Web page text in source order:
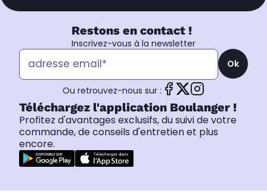
Restons en contact !
Inscrivez-vous à la newsletter
Ok
Ou retrouvez-nous sur :
Téléchargez l'application Boulanger !
Profitez d'avantages exclusifs, du suivi de votre
commande, de conseils d'entretien et plus
encore.